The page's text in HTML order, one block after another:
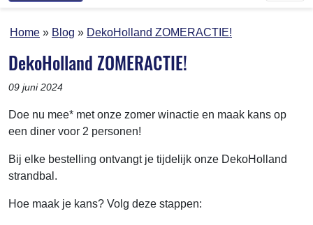
Home Blog DekoHolland ZOMERACTIE!
DekoHolland ZOMERACTIE!
09 juni 2024
Doe nu mee* met onze zomer winactie en maak kans op
een diner voor 2 personen!
Bij elke bestelling ontvangt je tijdelijk onze DekoHolland
strandbal.
Hoe maak je kans? Volg deze stappen: